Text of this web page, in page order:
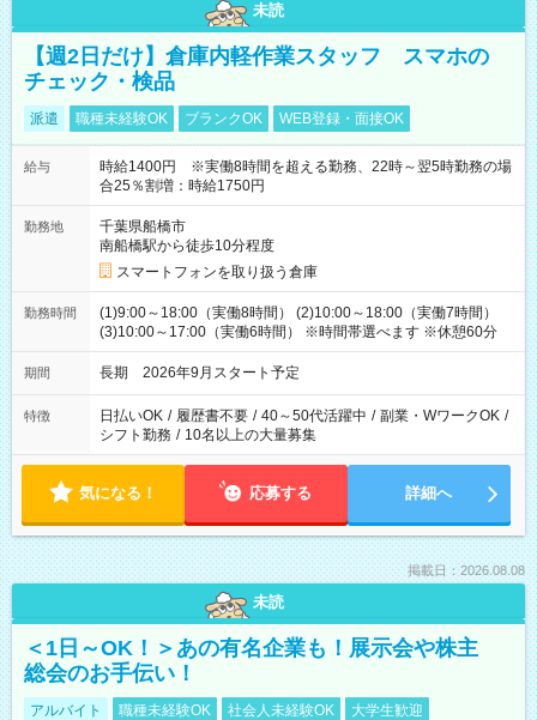
未読
【週2日だけ】倉庫内軽作業スタッフ スマホの
チェック・検品
派遣 職種未経験OK ブランクOK WEB登録・面接OK
給与
時給1400円 ※実働8時間を超える勤務、22時～翌5時勤務の場
合25％割増：時給1750円
勤務地
千葉県船橋市
南船橋駅から徒歩10分程度
スマートフォンを取り扱う倉庫
勤務時間
(1)9:00～18:00（実働8時間） (2)10:00～18:00（実働7時間）
(3)10:00～17:00（実働6時間） ※時間帯選べます ※休憩60分
期間 長期 2026年9月スタート予定
特徴 日払いOK / 履歴書不要 / 40～50代活躍中 / 副業・WワークOK /
シフト勤務 / 10名以上の大量募集
気になる！ 応募する 詳細へ
掲載日：2026.08.08
未読
＜1日～OK！＞あの有名企業も！展示会や株主
総会のお手伝い！
アルバイト 職種未経験OK 社会人未経験OK
大学生歓迎